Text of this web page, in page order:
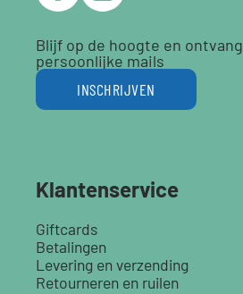
Blijf op de hoogte en ontvang
persoonlijke mails
INSCHRIJVEN
Klantenservice
Giftcards
Betalingen
Levering en verzending
Retourneren en ruilen